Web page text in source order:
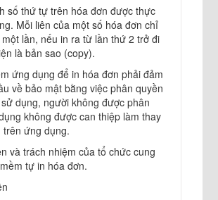
số thứ tự trên hóa đơn được thực
Mỗi liên của một số hóa đơn chỉ
lần, nếu in ra từ lần thứ 2 trở đi
là bản sao (copy).
ứng dụng để in hóa đơn phải đảm
về bảo mật bằng việc phân quyền
dụng, người không được phân
không được can thiệp làm thay
trên ứng dụng.
và trách nhiệm của tổ chức cung
tự in hóa đơn.